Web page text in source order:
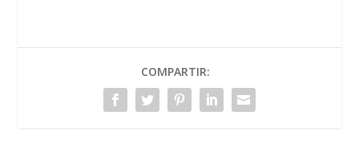
COMPARTIR: